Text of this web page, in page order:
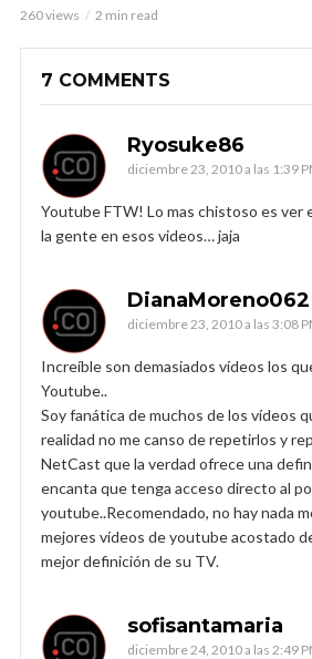
260 views 2 min read
7 COMMENTS
Ryosuke86
diciembre 23, 2010 a las 1:39
Youtube FTW! Lo mas chistoso es ver
la gente en esos videos… jaja
DianaMoreno062
diciembre 23, 2010 a las 3:08
Increíble son demasiados vídeos los
Youtube..
Soy fanática de muchos de los vídeos
realidad no me canso de repetirlos y
NetCast que la verdad ofrece una
encanta que tenga acceso directo al
youtube..Recomendado, no hay nada
mejores vídeos de youtube acostado
mejor definición de su TV.
sofisantamaria
diciembre 24, 2010 a las 2:49